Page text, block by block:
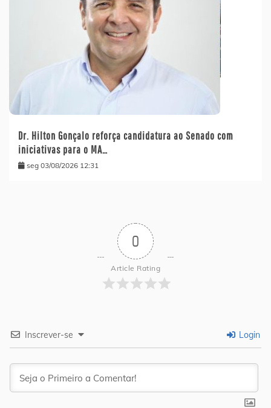
Dr. Hilton Gonçalo reforça candidatura ao Senado com
iniciativas para o MA…
seg 03/08/2026 12:31
0
Article Rating
Inscrever-se Login